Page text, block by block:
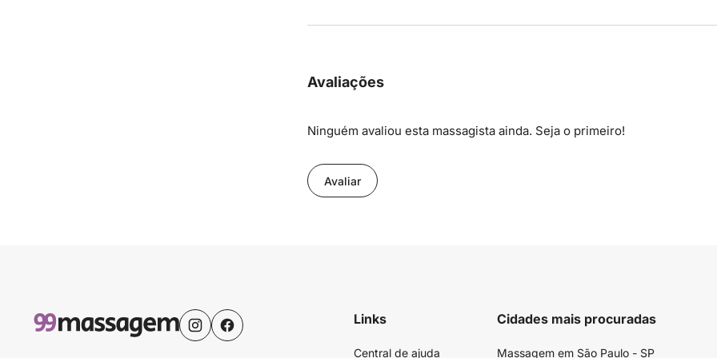
Avaliações
Ninguém avaliou esta massagista ainda. Seja o primeiro!
Avaliar
Links
Central de ajuda
Cidades mais procuradas
Massagem em São Paulo - SP